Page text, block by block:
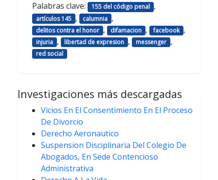
Palabras clave: 155 del código penal ,
artículos 145 , calumnia ,
delitos contra el honor , difamacion , facebook ,
injuria , libertad de expresion , messenger ,
red social
Investigaciones más descargadas
Vicios En El Consentimiento En El Proceso
De Divorcio
Derecho Aeronautico
Suspension Disciplinaria Del Colegio De
Abogados, En Sede Contencioso
Administrativa